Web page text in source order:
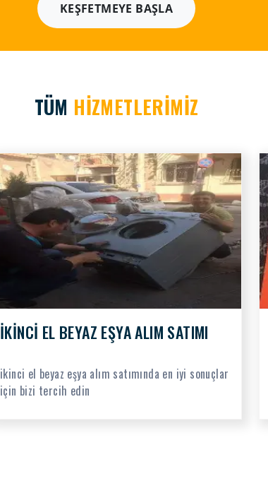
KEŞFETMEYE BAŞLA
TÜM HİZMETLERİMİZ
İKİNCİ EL BEYAZ EŞYA ALIM SATIMI
ikinci el beyaz eşya alım satımında en iyi sonuçlar
için bizi tercih edin